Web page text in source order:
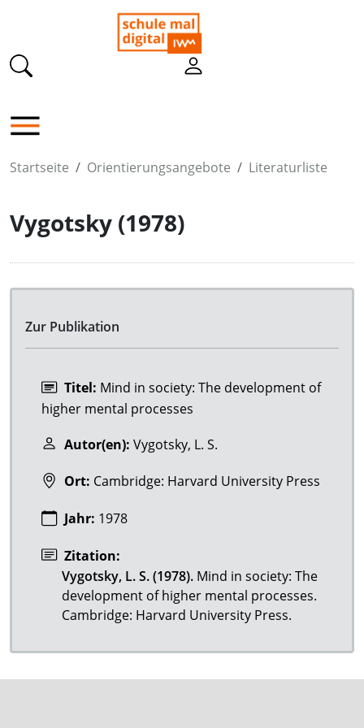
Startseite Orientierungsangebote Literaturliste
Vygotsky (1978)
Zur Publikation
Titel: Mind in society: The development of
higher mental processes
Autor(en): Vygotsky, L. S.
Ort: Cambridge: Harvard University Press
Jahr: 1978
Zitation:
Vygotsky, L. S. (1978). Mind in society: The
development of higher mental processes.
Cambridge: Harvard University Press.